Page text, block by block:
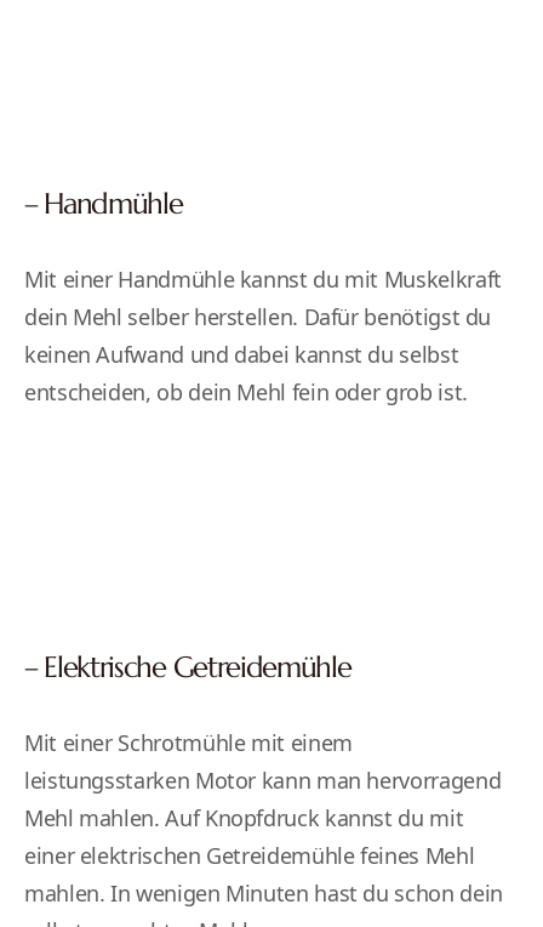
– Handmühle
Mit einer Handmühle kannst du mit Muskelkraft
dein Mehl selber herstellen. Dafür benötigst du
keinen Aufwand und dabei kannst du selbst
entscheiden, ob dein Mehl fein oder grob ist.
– Elektrische Getreidemühle
Mit einer Schrotmühle mit einem
leistungsstarken Motor kann man hervorragend
Mehl mahlen. Auf Knopfdruck kannst du mit
einer elektrischen Getreidemühle feines Mehl
mahlen. In wenigen Minuten hast du schon dein